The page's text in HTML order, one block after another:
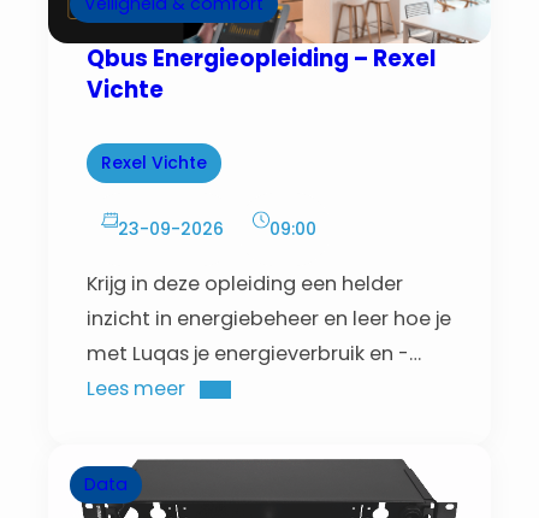
Qbus Energieopleiding – Rexel
Vichte
Rexel Vichte
23-09-2026 09:00
Krijg in deze opleiding een helder
inzicht in energiebeheer en leer hoe je
met Luqas je energieverbruik en -
productie slim optimaliseert.
Lees meer
Data